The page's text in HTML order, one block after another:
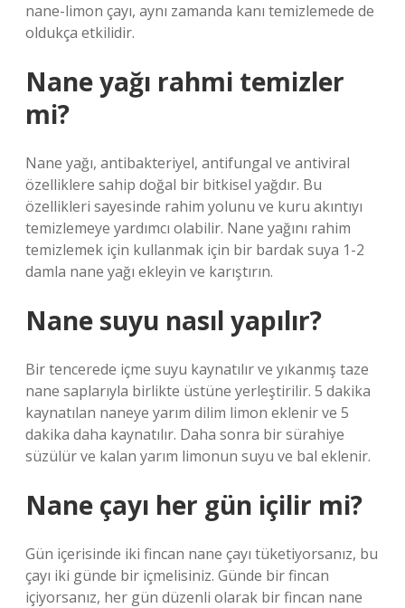
nane-limon çayı, aynı zamanda kanı temizlemede de
oldukça etkilidir.
Nane yağı rahmi temizler
mi?
Nane yağı, antibakteriyel, antifungal ve antiviral
özelliklere sahip doğal bir bitkisel yağdır. Bu
özellikleri sayesinde rahim yolunu ve kuru akıntıyı
temizlemeye yardımcı olabilir. Nane yağını rahim
temizlemek için kullanmak için bir bardak suya 1-2
damla nane yağı ekleyin ve karıştırın.
Nane suyu nasıl yapılır?
Bir tencerede içme suyu kaynatılır ve yıkanmış taze
nane saplarıyla birlikte üstüne yerleştirilir. 5 dakika
kaynatılan naneye yarım dilim limon eklenir ve 5
dakika daha kaynatılır. Daha sonra bir sürahiye
süzülür ve kalan yarım limonun suyu ve bal eklenir.
Nane çayı her gün içilir mi?
Gün içerisinde iki fincan nane çayı tüketiyorsanız, bu
çayı iki günde bir içmelisiniz. Günde bir fincan
içiyorsanız, her gün düzenli olarak bir fincan nane